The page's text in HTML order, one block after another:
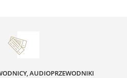
AUDIOPRZEWODNIKI